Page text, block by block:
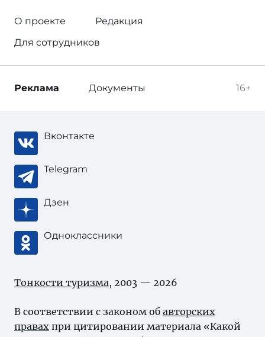
О проекте
Редакция
Для сотрудников
16+
Реклама Документы
Вконтакте
Telegram
Дзен
Одноклассники
Тонкости туризма, 2003 — 2026
В соответствии с законом об авторских
правах при цитировании материала «Какой